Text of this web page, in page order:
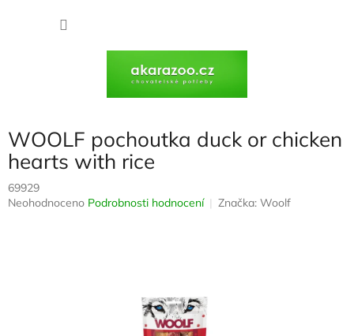
WOOLF pochoutka duck or chicken
hearts with rice
69929
Průměrné
Neohodnoceno Podrobnosti hodnocení Značka: Woolf